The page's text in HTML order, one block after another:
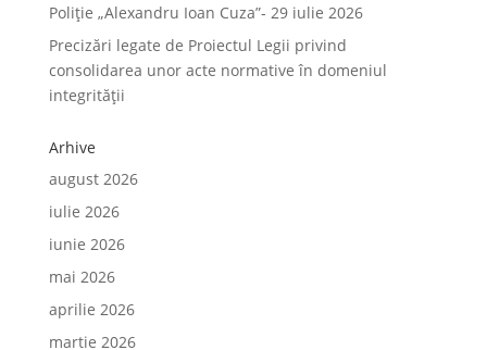
Poliție „Alexandru Ioan Cuza”- 29 iulie 2026
Precizări legate de Proiectul Legii privind
consolidarea unor acte normative în domeniul
integrității
Arhive
august 2026
iulie 2026
iunie 2026
mai 2026
aprilie 2026
martie 2026